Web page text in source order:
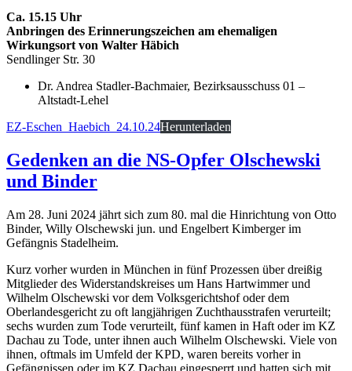
Ca. 15.15 Uhr
Anbringen des Erinnerungszeichen am ehemaligen
Wirkungsort von Walter Häbich
Sendlinger Str. 30
Dr. Andrea Stadler-Bachmaier, Bezirksausschuss 01 –
Altstadt-Lehel
EZ-Eschen_Haebich_24.10.24Herunterladen
Gedenken an die NS-Opfer Olschewski
und Binder
Am 28. Juni 2024 jährt sich zum 80. mal die Hinrichtung von Otto
Binder, Willy Olschewski jun. und Engelbert Kimberger im
Gefängnis Stadelheim.
Kurz vorher wurden in München in fünf Prozessen über dreißig
Mitglieder des Widerstandskreises um Hans Hartwimmer und
Wilhelm Olschewski vor dem Volksgerichtshof oder dem
Oberlandesgericht zu oft langjährigen Zuchthausstrafen verurteilt;
sechs wurden zum Tode verurteilt, fünf kamen in Haft oder im KZ
Dachau zu Tode, unter ihnen auch Wilhelm Olschewski. Viele von
ihnen, oftmals im Umfeld der KPD, waren bereits vorher in
Gefängnissen oder im KZ Dachau eingesperrt und hatten sich mit